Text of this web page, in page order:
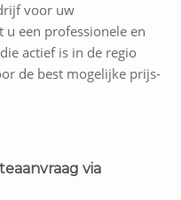
voor uw
u een professionele en
actief is in de regio
de best mogelijke prijs-
via